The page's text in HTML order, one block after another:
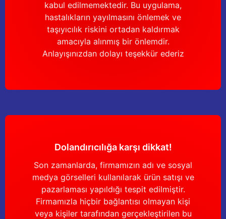
kabul edilmemektedir. Bu uygulama,
hastalıkların yayılmasını önlemek ve
taşıyıcılık riskini ortadan kaldırmak
amacıyla alınmış bir önlemdir.
Anlayışınızdan dolayı teşekkür ederiz
Dolandırıcılığa karşı dikkat!
Son zamanlarda, firmamızın adı ve sosyal
medya görselleri kullanılarak ürün satışı ve
pazarlaması yapıldığı tespit edilmiştir.
Firmamızla hiçbir bağlantısı olmayan kişi
veya kişiler tarafından gerçekleştirilen bu